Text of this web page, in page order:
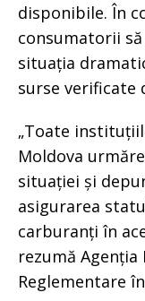
disponibile. În
consumatorii
situația
surse verificate
„Toate
Moldova
situației și
asigurarea
carburanți în
rezumă
Reglementare